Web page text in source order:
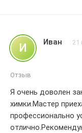
И Иван 21
Отзыв
Я очень доволен
химки.Мастер
профессионально